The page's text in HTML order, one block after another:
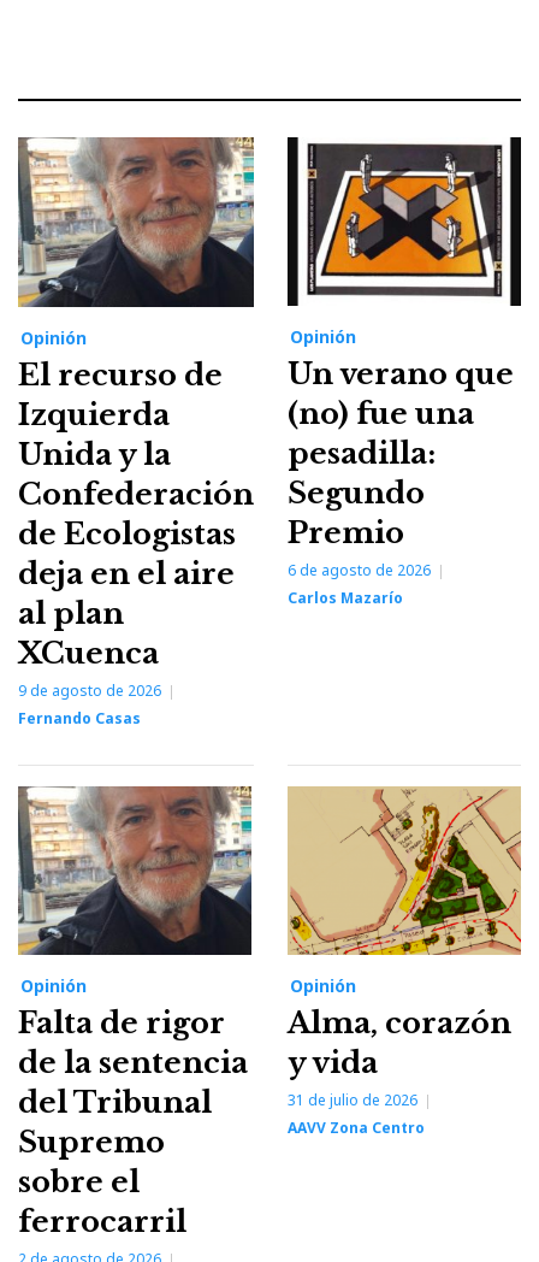
Opinión
El recurso de
Izquierda
Unida y la
Confederación
de Ecologistas
deja en el aire
al plan
XCuenca
9 de agosto de 2026
Fernando Casas
Opinión
Un verano que
(no) fue una
pesadilla:
Segundo
Premio
6 de agosto de 2026
Carlos Mazarío
Opinión
Falta de rigor
de la sentencia
del Tribunal
Supremo
sobre el
ferrocarril
Opinión
Alma, corazón
y vida
31 de julio de 2026
AAVV Zona Centro